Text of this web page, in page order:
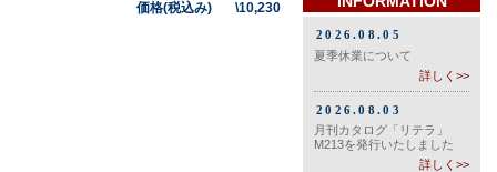
価格(税込み) \10,230